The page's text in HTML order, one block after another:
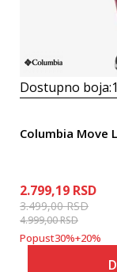
Dostupno boja:1
Columbia Move
2.799,19 RSD
3.499,00RSD
4.999,00RSD
Popust30%+20%